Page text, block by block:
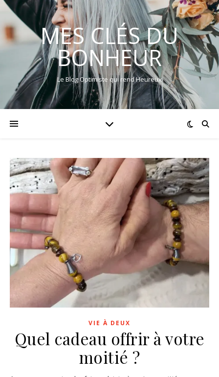
MES CLÉS DU
BONHEUR
Le Blog Optimiste qui rend Heureux
VIE À DEUX
Quel cadeau offrir à votre
moitié ?